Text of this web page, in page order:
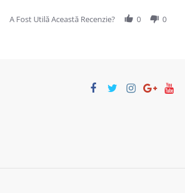
A Fost Utilă Această Recenzie? 0 0